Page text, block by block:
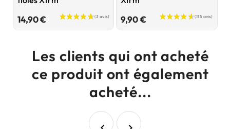
14,90 €Prix 9,90 €Prix
Les clients qui ont acheté
ce produit ont également
acheté...